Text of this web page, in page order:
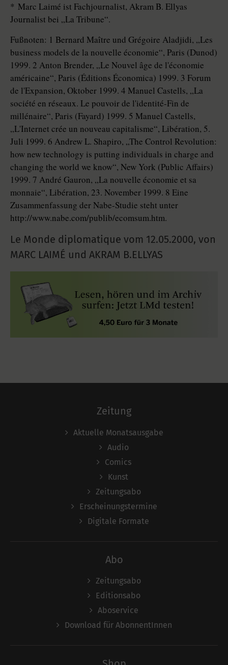
* Marc Laimé ist Fachjournalist, Akram B. Ellyas
Journalist bei „La Tribune“.
Fußnoten: 1 Bernard Maître und Grégoire Aladjidi, „Les
business models de la nouvelle économie“, Paris (Dunod)
1999. 2 Anton Brender, „Le Nouvel âge de l'économie
américaine“, Paris (Éditions Économica) 1999. 3 Forum
de l'Expansion, Oktober 1999. 4 Manuel Castells, „La
société en réseaux. Le pouvoir de l'identité-Fin de
millénaire“, Paris (Fayard) 1999. 5 Manuel Castells,
„L'Internet crée un nouveau capitalisme“, Libération, 5.
Juli 1999. 6 Andrew L. Shapiro, „The Control Revolution:
how new technology is putting individuals in charge and
changing the world we know“, New York (Public Affairs)
1999. 7 André Gauron, „La nouvelle économie et sa
monnaie“, Libération, 23. November 1999. 8 Eine
Zusammenfassung der Nabe-Studie steht unter
http://www.nabe.com/publib/ecomsum.htm.
Le Monde diplomatique vom 12.05.2000, von
MARC LAIMÉ und AKRAM B.ELLYAS
Zeitung
Aktuelle Monatsausgabe
Audio
Comics
Kunst
Zeitungsabo
Erscheinungstermine
Digitale Formate
Abo
Zeitungsabo
Editionsabo
Aboservice
Download für AbonnentInnen